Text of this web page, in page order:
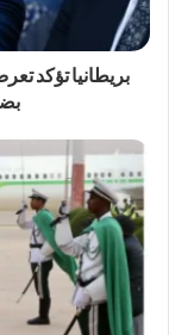
بريطانيا تؤكد